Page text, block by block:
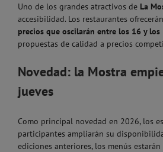
Uno de los grandes atractivos de La
accesibilidad. Los restaurantes ofrecerán
precios que oscilarán entre los 16 y los
propuestas de calidad a precios
Novedad: la Mostra
jueves
Como principal novedad en 2026, los
participantes ampliarán su
ediciones anteriores, los menús